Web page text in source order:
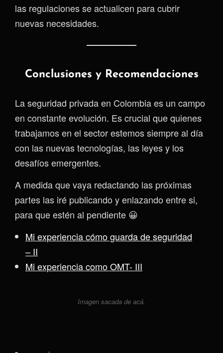
las regulaciones se actualicen para cubrir
nuevas necesidades.
Conclusiones y Recomendaciones
La seguridad privada en Colombia es un campo
en constante evolución. Es crucial que quienes
trabajamos en el sector estemos siempre al día
con las nuevas tecnologías, las leyes y los
desafíos emergentes.
A medida que vaya redactando las próximas
partes las iré publicando y enlazando entre si,
para que estén al pendiente 😀
Mi experiencia cómo guarda de seguridad
– II
Mi experiencia como OMT- III
Imagen sacada de acá.